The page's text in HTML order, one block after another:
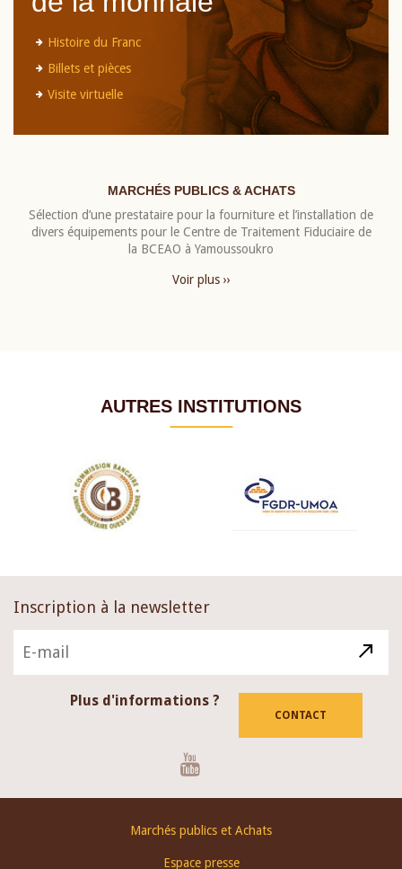
Histoire du Franc
Billets et pièces
Visite virtuelle
MARCHÉS PUBLICS & ACHATS
Sélection d’une prestataire pour la fourniture et l’installation de
divers équipements pour le Centre de Traitement Fiduciaire de
la BCEAO à Yamoussoukro
Voir plus ››
AUTRES INSTITUTIONS
Inscription à la newsletter
Plus d'informations ?
CONTACT
Marchés publics et Achats
Espace presse